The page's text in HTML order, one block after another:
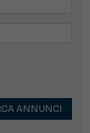
ANNUNCI